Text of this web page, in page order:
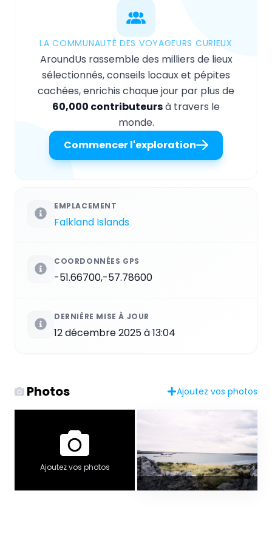
LA COMMUNAUTÉ DES VOYAGEURS CURIEUX
AroundUs rassemble des milliers de lieux
sélectionnés, conseils locaux et pépites
cachées, enrichis chaque jour par plus de
60,000 contributeursà travers le
monde.
Commencer l'exploration
EMPLACEMENT
Falkland Islands
COORDONNÉES GPS
-51.66700,-57.78600
DERNIÈRE MISE À JOUR
12 décembre 2025 à 13:04
Photos Ajoutez vos photos
Ajoutez vos photos